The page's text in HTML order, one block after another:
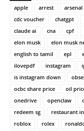
apple
arrest arsenal
cdc voucher
chatgpt
claude ai
cna cpf
elon musk
elon musk
english to tamil
epl
ilovepdf
instagram
is instagram down
ocbc share price
oil
onedrive
openclaw
redeem sg
restaurant
roblox
rolex